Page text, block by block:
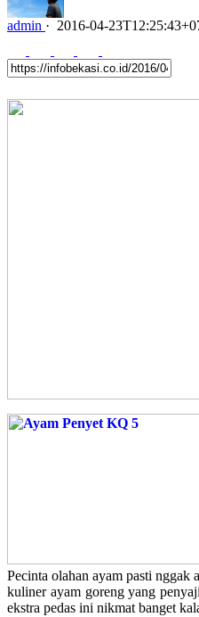
admin · 2016-04-
Pecinta olahan ayam pasti nggak
kuliner ayam goreng yang
ekstra pedas ini nikmat banget